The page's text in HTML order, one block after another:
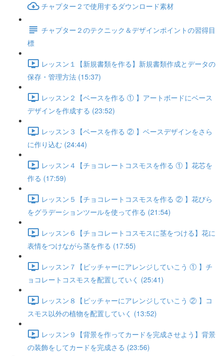
チャプター２で使用するダウンロード素材
チャプター２のテクニック＆デザインポイントの習得目
標
レッスン１【新規書類を作る】新規書類作成とデータの
保存・管理方法 (15:37)
レッスン２【ベースを作る ① 】アートボードにベース
デザインを作成する (23:52)
レッスン３【ベースを作る ② 】ベースデザインをさら
に作り込む (24:44)
レッスン４【チョコレートコスモスを作る ① 】花芯を
作る (17:59)
レッスン５【チョコレートコスモスを作る ② 】花びら
をグラデーションツールを使って作る (21:54)
レッスン６【チョコレートコスモスに茎をつける】花に
表情をつけながら茎を作る (17:55)
レッスン７【ピッチャーにアレンジしていこう ① 】チ
ョコレートコスモスを配置していく (25:41)
レッスン８【ピッチャーにアレンジしていこう ② 】コ
スモス以外の植物を配置していく (13:52)
レッスン９【背景を作ってカードを完成させよう】背景
の装飾をしてカードを完成さる (23:56)